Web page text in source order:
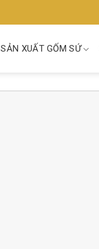
SẢN XUẤT GỐM SỨ